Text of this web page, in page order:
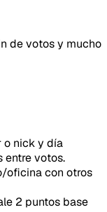
de votos y mucho
o nick y día
entre votos.
oficina con otros
2 puntos base